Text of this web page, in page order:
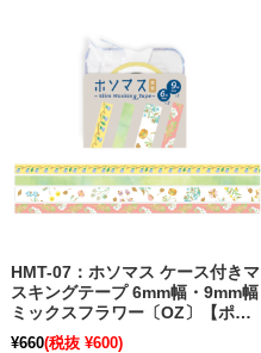
HMT-07：ホソマス ケース付きマ
スキングテープ 6mm幅・9mm幅
ミックスフラワー〔OZ〕【ポス
ト便不可】【旧パッケージ】
¥660(税抜 ¥600)